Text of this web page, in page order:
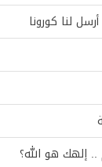
لنا كورونا
إلهك هو الله؟